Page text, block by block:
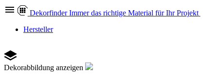
Dekorfinder Immer das richtige Material für Ihr Projekt
Hersteller
Dekorabbildung anzeigen